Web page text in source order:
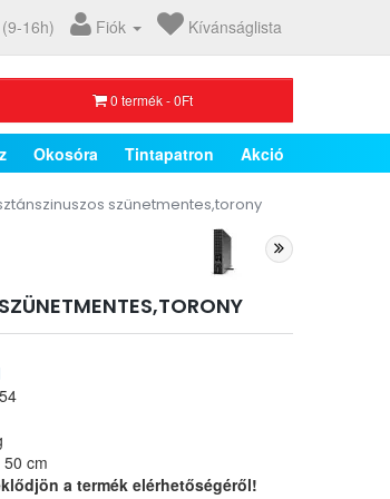
16h) Fiók Kívánságlista
0 termék - 0Ft
Okosóra Tintapatron Akció
tisztánszinuszos szünetmentes,torony
cm
a termék elérhetőségéről!